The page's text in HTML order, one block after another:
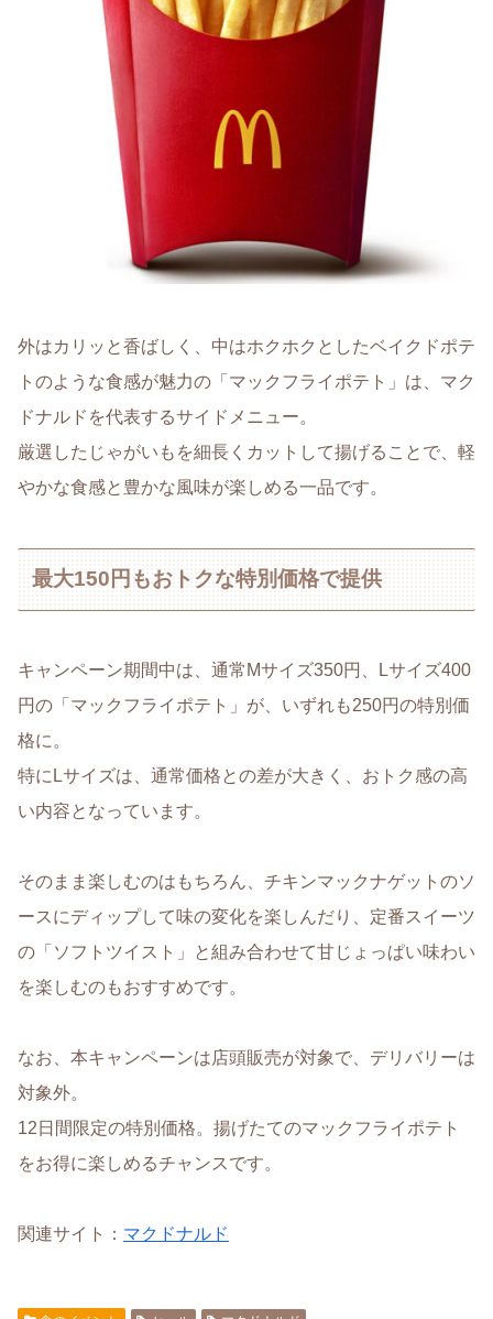
外はカリッと香ばしく、中はホクホクとしたベイクドポテ
トのような食感が魅力の「マックフライポテト」は、マク
ドナルドを代表するサイドメニュー。
厳選したじゃがいもを細長くカットして揚げることで、軽
やかな食感と豊かな風味が楽しめる一品です。
最大150円もおトクな特別価格で提供
キャンペーン期間中は、通常Mサイズ350円、Lサイズ400
円の「マックフライポテト」が、いずれも250円の特別価
格に。
特にLサイズは、通常価格との差が大きく、おトク感の高
い内容となっています。
そのまま楽しむのはもちろん、チキンマックナゲットのソ
ースにディップして味の変化を楽しんだり、定番スイーツ
の「ソフトツイスト」と組み合わせて甘じょっぱい味わい
を楽しむのもおすすめです。
なお、本キャンペーンは店頭販売が対象で、デリバリーは
対象外。
12日間限定の特別価格。揚げたてのマックフライポテト
をお得に楽しめるチャンスです。
関連サイト： マクドナルド